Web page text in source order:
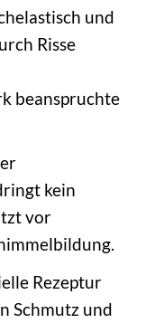
und
Risse
beanspruchte
kein
vor
Rezeptur
Schmutz und